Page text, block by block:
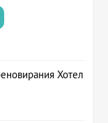
Хотел